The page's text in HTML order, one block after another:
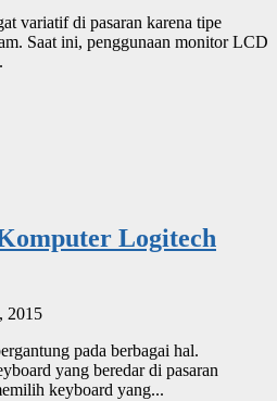
variatif di pasaran karena tipe
Saat ini, penggunaan monitor LCD
Logitech
2015
pada berbagai hal.
yang beredar di pasaran
keyboard yang...